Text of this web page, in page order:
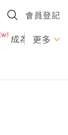
會員登記
成為U更多